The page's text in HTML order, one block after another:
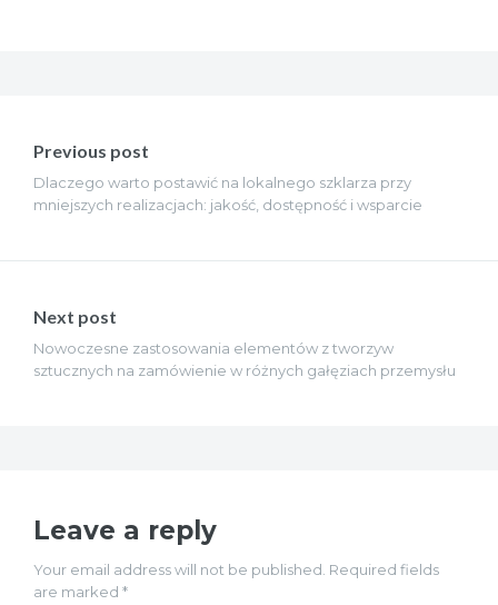
wpisu
Previous post
Dlaczego warto postawić na lokalnego szklarza przy
mniejszych realizacjach: jakość, dostępność i wsparcie
Next post
Nowoczesne zastosowania elementów z tworzyw
sztucznych na zamówienie w różnych gałęziach przemysłu
Leave a reply
Your email address will not be published. Required fields
are marked *